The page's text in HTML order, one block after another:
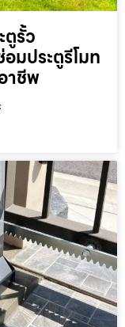
ตูรั้ว
มประตูรีโมท
าชีพ